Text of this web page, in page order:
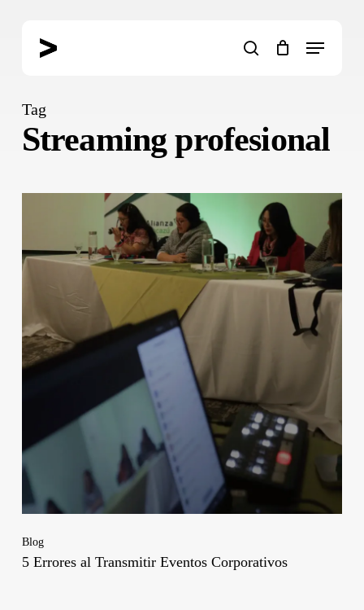
search
Menu
Tag
Streaming profesional
Blog
5 Errores al Transmitir Eventos Corporativos